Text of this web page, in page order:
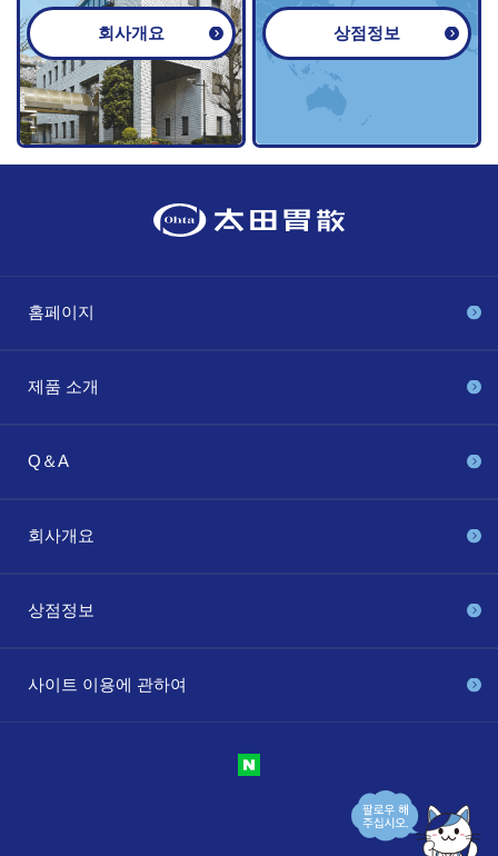
회사개요 상점정보
홈페이지
제품 소개
Q＆A
회사개요
상점정보
사이트 이용에 관하여